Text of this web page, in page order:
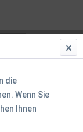
die
Wenn Sie
Ihnen